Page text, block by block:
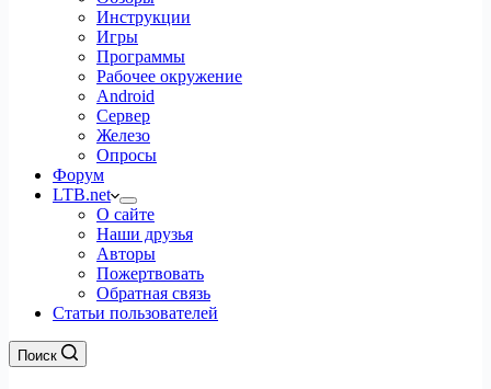
Инструкции
Игры
Программы
Рабочее окружение
Android
Сервер
Железо
Опросы
Форум
LTB.net
О сайте
Наши друзья
Авторы
Пожертвовать
Обратная связь
Статьи пользователей
Поиск